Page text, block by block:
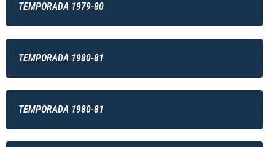
TEMPORADA 1979-80
TEMPORADA 1980-81
TEMPORADA 1980-81